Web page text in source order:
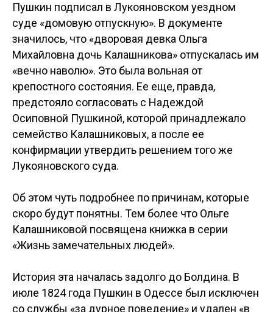
Пушкин подписал в Лукояновском уездном
суде «домовую отпускную». В документе
значилось, что «дворовая девка Ольга
Михайловна дочь Калашникова» отпускалась им
«вечно наволю». Это была вольная от
крепостного состояния. Ее еще, правда,
предстояло согласовать с Надеждой
Осиповной Пушкиной, которой принадлежало
семейство Калашниковых, а после ее
конфирмации утвердить решением того же
Лукояновского суда.
Об этом чуть подробнее по причинам, которые
скоро будут понятны. Тем более что Ольге
Калашниковой посвящена книжка в серии
«Жизнь замечательных людей».
История эта началась задолго до Болдина. В
июле 1824 года Пушкин в Одессе был исключен
со службы «за дурное поведение» и удален «в